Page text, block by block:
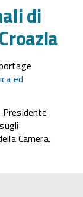
di
ed
Presidente
Camera.